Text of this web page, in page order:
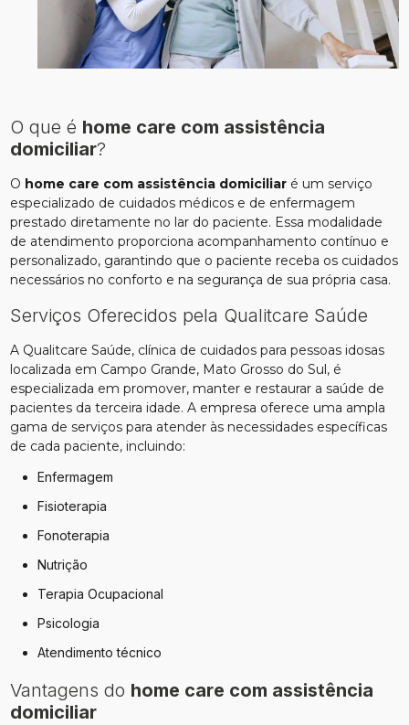
O que é home care com assistência
domiciliar?
O home care com assistência domiciliar é um serviço
especializado de cuidados médicos e de enfermagem
prestado diretamente no lar do paciente. Essa modalidade
de atendimento proporciona acompanhamento contínuo e
personalizado, garantindo que o paciente receba os cuidados
necessários no conforto e na segurança de sua própria casa.
Serviços Oferecidos pela Qualitcare Saúde
A Qualitcare Saúde, clínica de cuidados para pessoas idosas
localizada em Campo Grande, Mato Grosso do Sul, é
especializada em promover, manter e restaurar a saúde de
pacientes da terceira idade. A empresa oferece uma ampla
gama de serviços para atender às necessidades específicas
de cada paciente, incluindo:
Enfermagem
Fisioterapia
Fonoterapia
Nutrição
Terapia Ocupacional
Psicologia
Atendimento técnico
Vantagens do home care com assistência
domiciliar